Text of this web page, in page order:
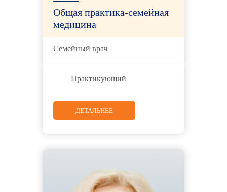
Общая практика-семейная
медицина
Семейный врач
Практикующий
ДЕТАЛЬНЕЕ